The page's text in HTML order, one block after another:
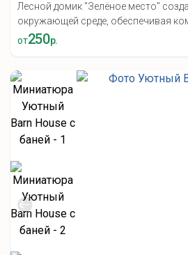
Лесной домик "Зелёное место"
окружающей среде, обеспечивая
от250р.